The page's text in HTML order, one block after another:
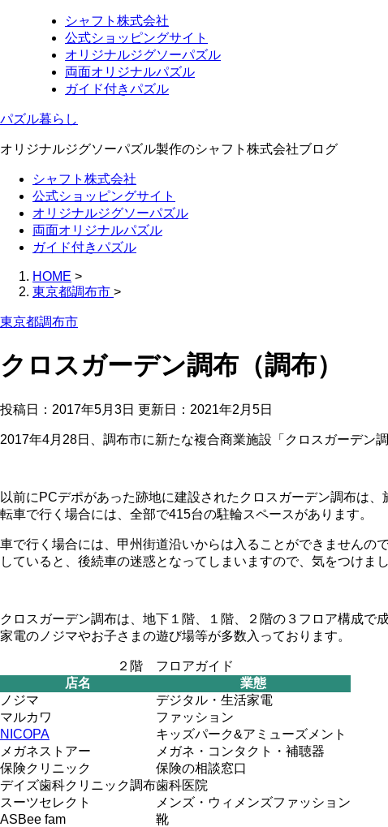
シャフト株式会社
公式ショッピングサイト
オリジナルジグソーパズル
両面オリジナルパズル
ガイド付きパズル
パズル暮らし
オリジナルジグソーパズル製作のシャフト株式会社ブログ
シャフト株式会社
公式ショッピングサイト
オリジナルジグソーパズル
両面オリジナルパズル
ガイド付きパズル
HOME >
東京都調布市 >
東京都調布市
クロスガーデン調布（調布）
投稿日：2017年5月3日 更新日： 2021年2月5日
2017年4月28日、調布市に新たな複合商業施設「クロスガーデン
以前にPCデポがあった跡地に建設されたクロスガーデン調布は
転車で行く場合には、全部で415台の駐輪スペースがあります。
車で行く場合には、甲州街道沿いからは入ることができませんの
していると、後続車の迷惑となってしまいますので、気をつけまし
クロスガーデン調布は、地下１階、１階、２階の３フロア構成
家電のノジマやお子さまの遊び場等が多数入っております。
２階 フロアガイド
店名
業態
ノジマ
デジタル・生活家電
マルカワ
ファッション
NICOPA
キッズパーク&アミューズメント
メガネストアー
メガネ・コンタクト・補聴器
保険クリニック
保険の相談窓口
デイズ歯科クリニック調布歯科医院
スーツセレクト
メンズ・ウィメンズファッション
ASBee fam
靴